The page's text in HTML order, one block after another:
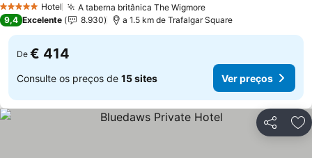
5 Estrelas Hotel A taberna britânica The Wigmore
9,4 Excelente 8.930 a 1.5 km de Trafalgar Square
De € 414
Consulte os preços de 15 sites Ver preços
Partilhar